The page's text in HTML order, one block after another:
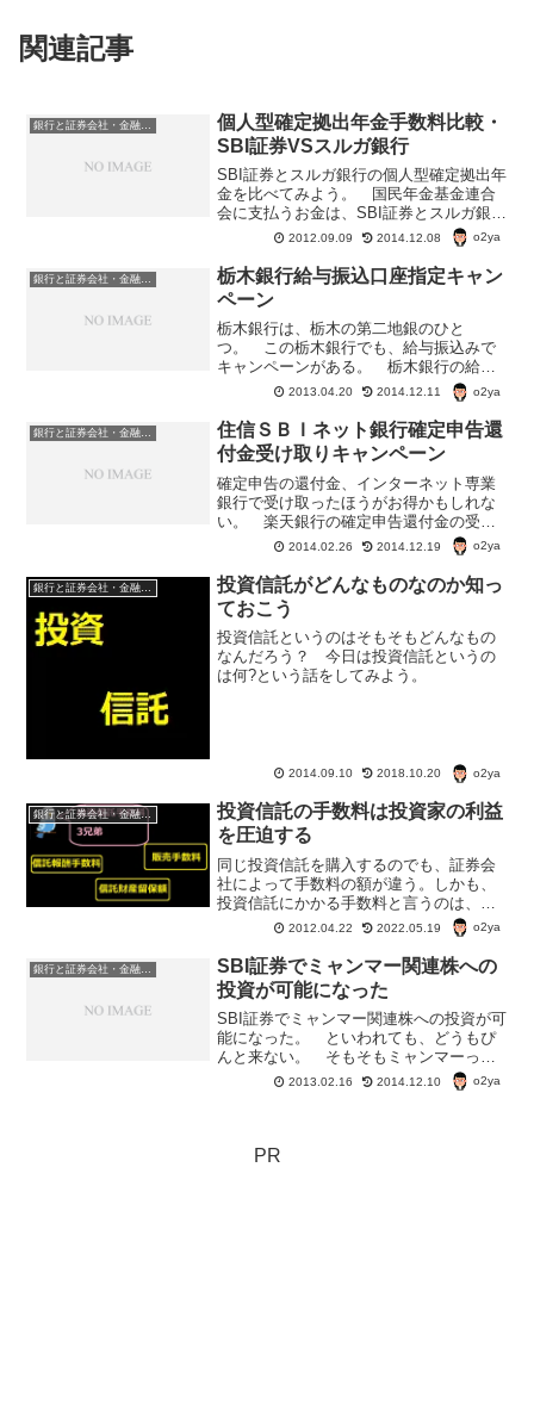
関連記事
個人型確定拠出年金手数料比較・
SBI証券VSスルガ銀行
SBI証券とスルガ銀行の個人型確定拠出年
金を比べてみよう。 国民年金基金連合
会に支払うお金は、SBI証券とスルガ銀行
どちらも同じ。 給付・ 還付時の手数料
も同じ。事務委託先金融機関（資産管理
サービス信託銀行）に対する手数料も同
じである。SB...
2012.09.09 2014.12.08 o2ya
銀行と証券会社・金融商品
栃木銀行給与振込口座指定キャン
ペーン
栃木銀行は、栃木の第二地銀のひと
つ。 この栃木銀行でも、給与振込みで
キャンペーンがある。 栃木銀行の給与
振込口座指定キャンペーンは、条件を満
たせば、JCB・ニコスギフトカード2000
円分がもれなくプレゼントされる。栃木
銀行給与振込口座指定キ...
2013.04.20 2014.12.11 o2ya
銀行と証券会社・金融商品
住信ＳＢＩネット銀行確定申告還
付金受け取りキャンペーン
確定申告の還付金、インターネット専業
銀行で受け取ったほうがお得かもしれな
い。 楽天銀行の確定申告還付金の受け
取りの話は以前に書いたけど、今回は住
信ＳＢＩネット銀行での確定申告還付金
受け取りのキャンペーンの話を。住信Ｓ
ＢＩネット銀行確定申告還...
2014.02.26 2014.12.19 o2ya
投資信託がどんなものなのか知っ
ておこう
投資信託というのはそもそもどんなもの
なんだろう？ 今日は投資信託というの
は何?という話をしてみよう。
2014.09.10 2018.10.20 o2ya
銀行と証券会社・金融商品
投資信託の手数料は投資家の利益
を圧迫する
同じ投資信託を購入するのでも、証券会
社によって手数料の額が違う。しかも、
投資信託にかかる手数料と言うのは、１
種類だけじゃない。手数料が高いと投資
信託で利益が出ても利益を相殺してしま
う。投資信託にかかる手数料を考えてみ
よう。
2012.04.22 2022.05.19 o2ya
SBI証券でミャンマー関連株への
投資が可能になった
SBI証券でミャンマー関連株への投資が可
能になった。 といわれても、どうもぴ
んと来ない。 そもそもミャンマーって
どんな国？ 以前はビルマといわれてい
た国だよなあ。 最近ではアウンサンス
2013.02.16 2014.12.10 o2ya
PR